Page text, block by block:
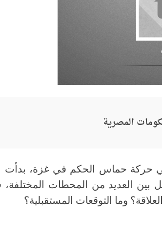
المصرية
حركة حماس الحكم في غزة، بدأت
بين العديد من المحطات المختلفة،
وما التوقعات المستقبلية؟